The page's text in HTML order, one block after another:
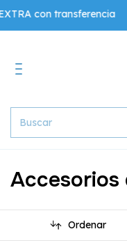
transferencia
Accesorios
Ordenar